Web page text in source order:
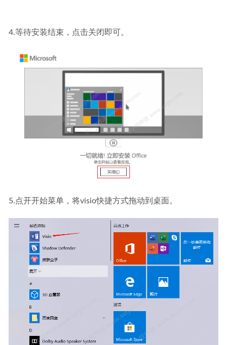
4.等待安装结束，点击关闭即可。
5.点开开始菜单，将visio快捷方式拖动到桌面。